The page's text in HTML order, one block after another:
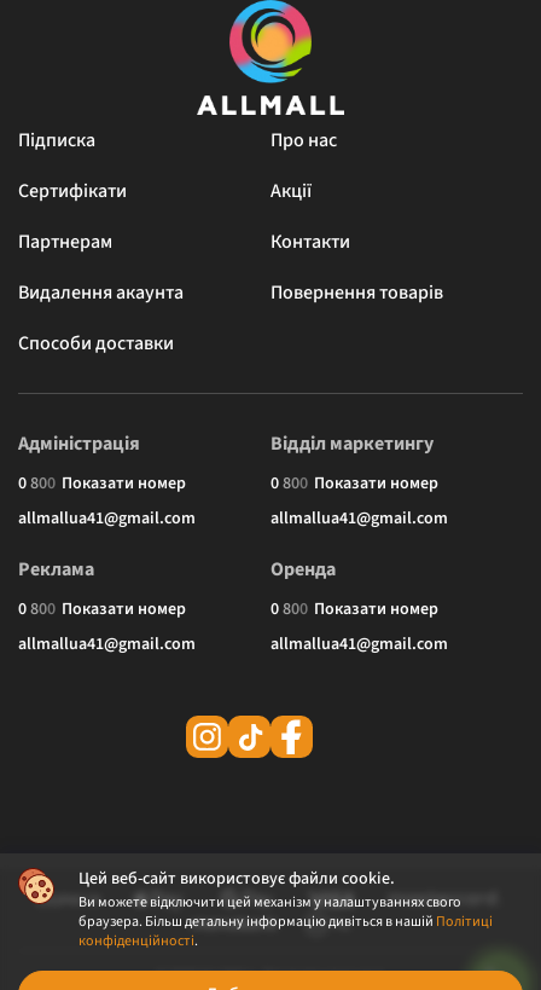
Цей веб-сайт використовує файли cookie.
Ви можете відключити цей механізм у налаштуваннях свого
браузера. Більш детальну інформацію дивіться в нашій Політиці
конфіденційності.
Підписка
Про нас
Сертифікати
Акції
Партнерам
Контакти
Видалення акаунта
Повернення товарів
Способи доставки
Адміністрація
0800 Показати номер
allmallua41@gmail.com
Відділ маркетингу
0800 Показати номер
allmallua41@gmail.com
Реклама
0800 Показати номер
allmallua41@gmail.com
Оренда
0800 Показати номер
allmallua41@gmail.com
© 2026 ALLMALL. Всі права захищені.